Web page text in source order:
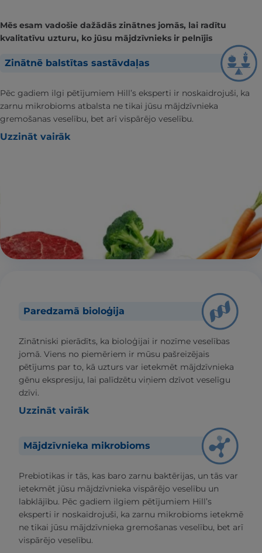
Mēs esam vadošie dažādās zinātnes jomās, lai radītu
kvalitatīvu uzturu, ko jūsu mājdzīvnieks ir pelnījis
Zinātnē balstītas sastāvdaļas
Pēc gadiem ilgi pētījumiem Hill’s eksperti ir noskaidrojuši, ka
zarnu mikrobioms atbalsta ne tikai jūsu mājdzīvnieka
gremošanas veselību, bet arī vispārējo veselību.
Uzzināt vairāk
Paredzamā bioloģija
Zinātniski pierādīts, ka bioloģijai ir nozīme veselības
jomā. Viens no piemēriem ir mūsu pašreizējais
pētījums par to, kā uzturs var ietekmēt mājdzīvnieka
gēnu ekspresiju, lai palīdzētu viņiem dzīvot veselīgu
dzīvi.
Uzzināt vairāk
Mājdzīvnieka mikrobioms
Prebiotikas ir tās, kas baro zarnu baktērijas, un tās var
ietekmēt jūsu mājdzīvnieka vispārējo veselību un
labklājību. Pēc gadiem ilgiem pētījumiem Hill’s
eksperti ir noskaidrojuši, ka zarnu mikrobioms ietekmē
ne tikai jūsu mājdzīvnieka gremošanas veselību, bet arī
vispārējo veselību.